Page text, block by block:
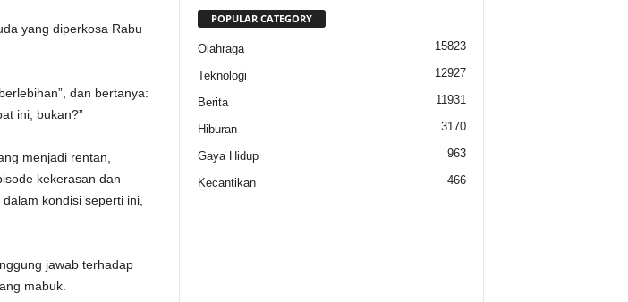
yang diperkosa Rabu
dan bertanya:
ini, bukan?”
menjadi rentan,
kekerasan dan
kondisi seperti ini,
jawab terhadap
mabuk.
POPULAR CATEGORY
Olahraga 15823
Teknologi 12927
Berita 11931
Hiburan 3170
Gaya Hidup 963
Kecantikan 466